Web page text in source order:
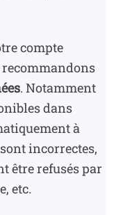
compte
. Notamment
dans
à
incorrectes,
être refusés par
etc.